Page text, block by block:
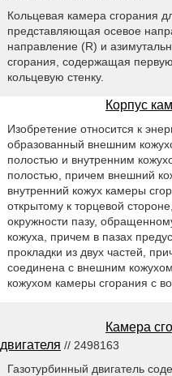
Кольцевая камера сгорания
представляющая осевое
направление (R) и
сгорания, содержащая
кольцевую стенку.
Корпус
Изобретение относится к
образованный внешним
полостью и внутренним
полостью, причем внешний
внутренний кожух камеры
открытому к торцевой
окружности пазу,
кожуха, причем в пазах
прокладки из двух частей,
соединена с внешним
кожухом камеры сгорания с
Камера
двигателя // 2498163
Газотурбинный двигатель